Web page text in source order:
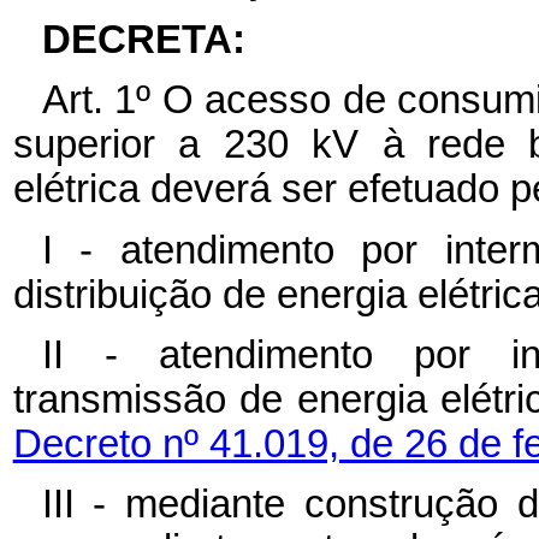
DECRETA:
Art. 1º O acesso de
superior a 230 kV à rede
elétrica deverá ser efetuado
I - atendimento por
distribuição de energia
II - atendimento por
transmissão de energia
Decreto nº 41.019, de 26 de
III - mediante construção